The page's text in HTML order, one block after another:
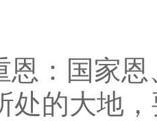
恩：国家
处的大地